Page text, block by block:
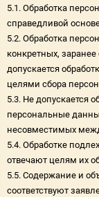
5.1. Обработка
справедливой
5.2. Обработка
конкретных,
допускается
целями сбора
5.3. Не допускается
персональные
несовместимых
5.4. Обработке
отвечают целям их
5.5. Содержание и
соответствуют